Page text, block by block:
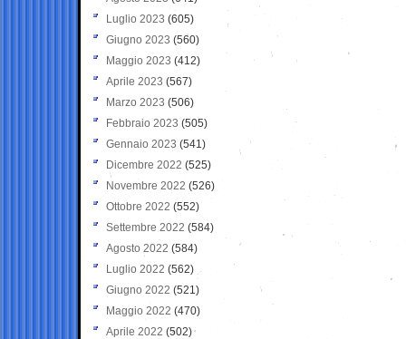
Luglio 2023 (605)
Giugno 2023 (560)
Maggio 2023 (412)
Aprile 2023 (567)
Marzo 2023 (506)
Febbraio 2023 (505)
Gennaio 2023 (541)
Dicembre 2022 (525)
Novembre 2022 (526)
Ottobre 2022 (552)
Settembre 2022 (584)
Agosto 2022 (584)
Luglio 2022 (562)
Giugno 2022 (521)
Maggio 2022 (470)
Aprile 2022 (502)